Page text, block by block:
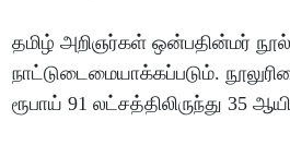
தமிழ் அறிஞர்கள் ஒன்பதின்மர்
நாட்டுடைமையாக்கப்படும்.
ரூபாய் 91 லட்சத்திலிருந்து 35